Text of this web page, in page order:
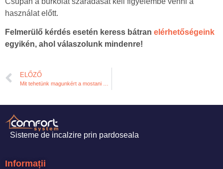
használat előtt.
Felmerülő kérdés esetén keress bátran elérhetőségeink
egyikén, ahol válaszolunk mindenre!
ELŐZŐ
Sisteme de incalzire prin pardoseala
Informații